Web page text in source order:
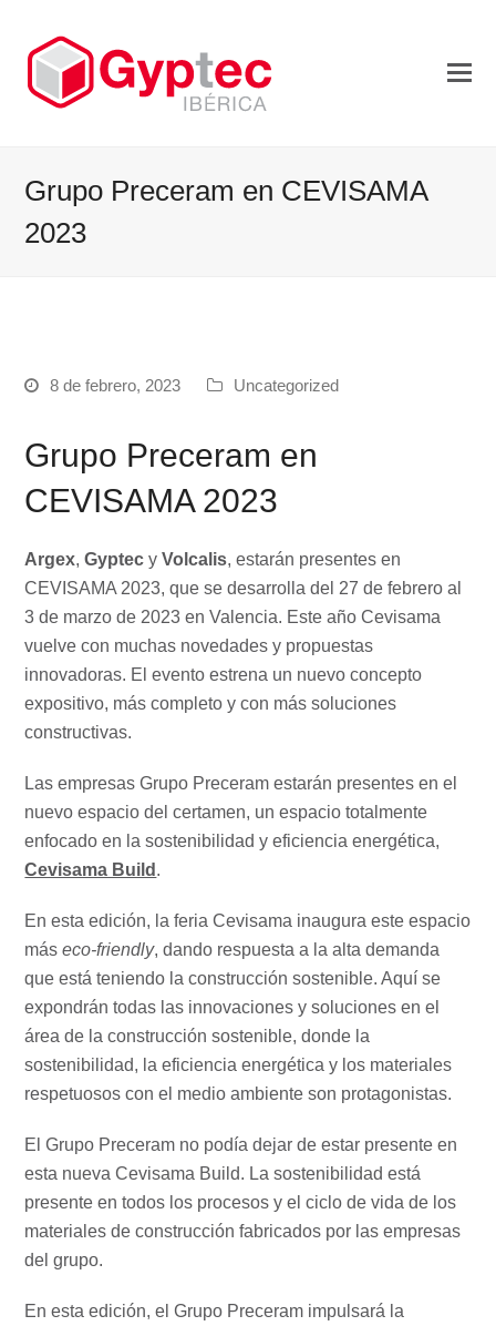
Grupo Preceram en CEVISAMA
2023
8 de febrero, 2023 Uncategorized
Grupo Preceram en
CEVISAMA 2023
Argex,GyptecyVolcalis, estarán presentes en
CEVISAMA 2023, que se desarrolla del 27 de febrero al
3 de marzo de 2023 en Valencia. Este año Cevisama
vuelve con muchas novedades y propuestas
innovadoras. El evento estrena un nuevo concepto
expositivo, más completo y con más soluciones
constructivas.
Las empresas Grupo Preceram estarán presentes en el
nuevo espacio del certamen, un espacio totalmente
enfocado en la sostenibilidad y eficiencia energética,
Cevisama Build .
En esta edición, la feria Cevisama inaugura este espacio
máseco-friendly, dando respuesta a la alta demanda
que está teniendo la construcción sostenible. Aquí se
expondrán todas las innovaciones y soluciones en el
área de la construcción sostenible, donde la
sostenibilidad, la eficiencia energética y los materiales
respetuosos con el medio ambiente son protagonistas.
El Grupo Preceram no podía dejar de estar presente en
esta nueva Cevisama Build. La sostenibilidad está
presente en todos los procesos y el ciclo de vida de los
materiales de construcción fabricados por las empresas
del grupo.
En esta edición, el Grupo Preceram impulsará la